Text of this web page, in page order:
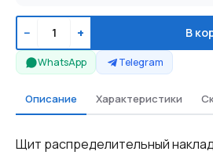
− + В
WhatsApp Telegram
Описание Характеристики
Щит распределительный